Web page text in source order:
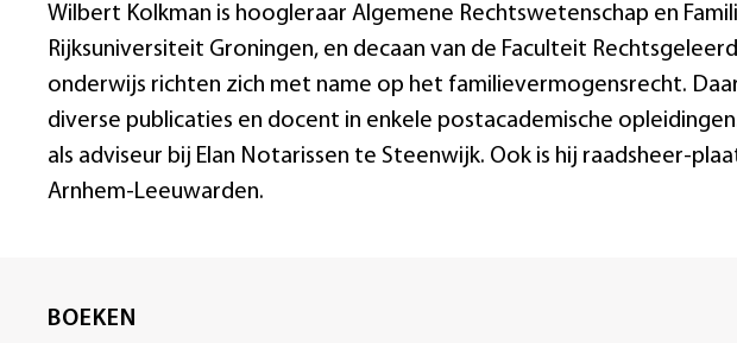
Wilbert Kolkman is hoogleraar Algemene Rechtswetenschap en
Rijksuniversiteit Groningen, en decaan van de Faculteit
onderwijs richten zich met name op het familievermogensrecht.
diverse publicaties en docent in enkele postacademische
als adviseur bij Elan Notarissen te Steenwijk. Ook is hij raadsheer-
Arnhem-Leeuwarden.
BOEKEN